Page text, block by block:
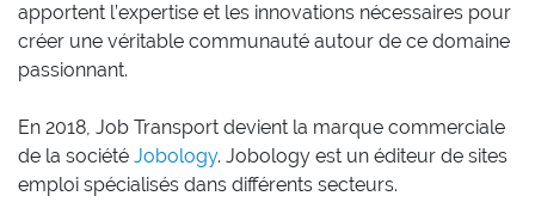
apportent l’expertise et les innovations nécessaires pour
créer une véritable communauté autour de ce domaine
passionnant.
En 2018, Job Transport devient la marque commerciale
de la société Jobology. Jobology est un éditeur de sites
emploi spécialisés dans différents secteurs.